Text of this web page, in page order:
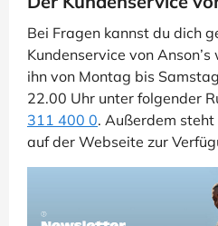
Bei Fragen kannst du dich
Kundenservice von
ihn von Montag bis
22.00 Uhr unter folgender
311 400 0. Außerdem steht
auf der Webseite zur